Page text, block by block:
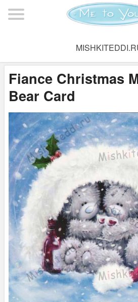
Рождественские открытки Me to
Fiance Christmas
Bear Card